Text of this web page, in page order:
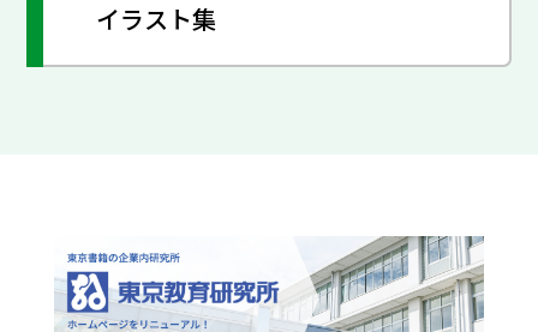
イラスト集